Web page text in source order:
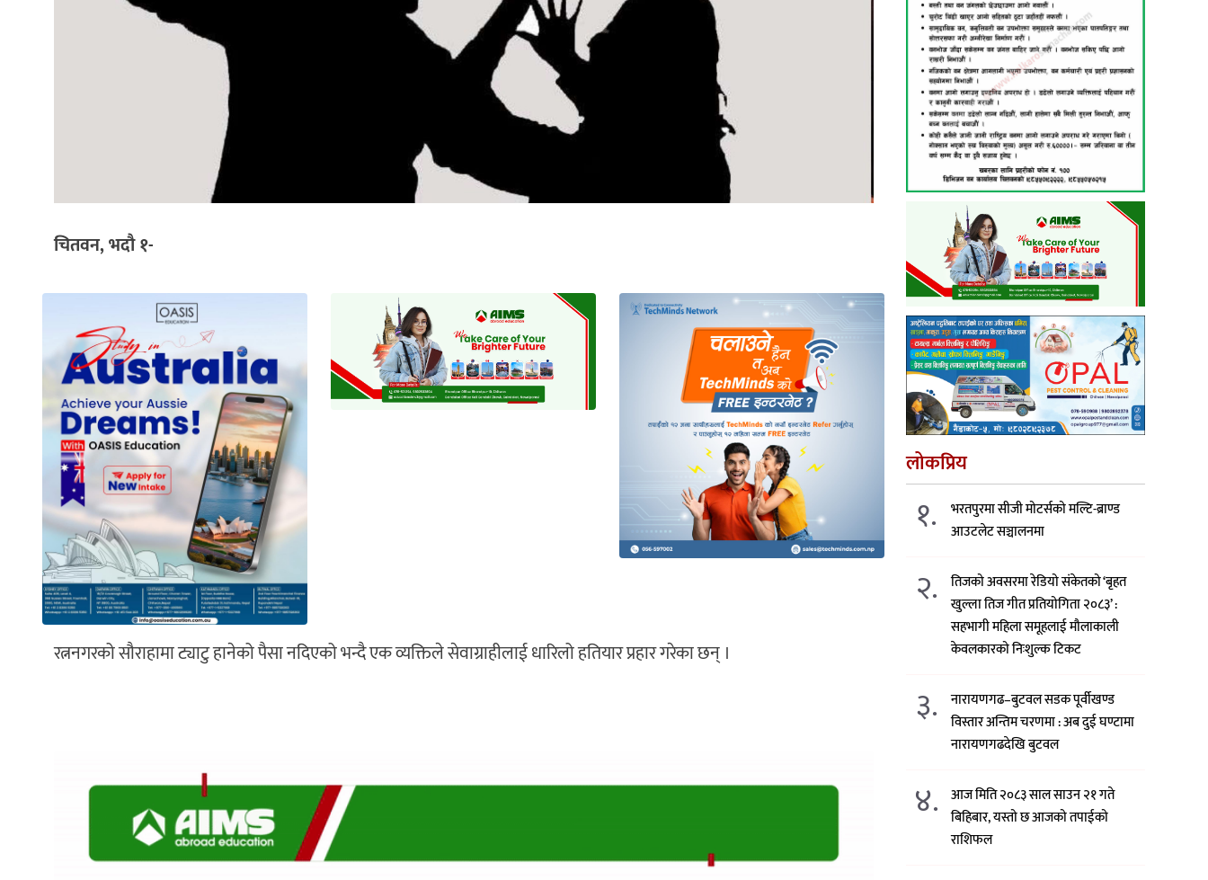
चितवन, भदौ १-
रत्ननगरको सौराहामा ट्याटु हानेको पैसा नदिएको भन्दै एक व्यक्तिले सेवाग्राहीलाई धारिलो हतियार प्रहार गरेका छन् ।
लोकप्रिय
१.
भरतपुरमा सीजी मोटर्सको मल्टि-ब्राण्ड
आउटलेट सञ्चालनमा
२.
तिजको अवसरमा रेडियो संकेतको ‘बृहत
खुल्ला तिज गीत प्रतियोगिता २०८३’ :
सहभागी महिला समूहलाई मौलाकाली
केवलकारको निःशुल्क टिकट
३.
नारायणगढ–बुटवल सडक पूर्वीखण्ड
विस्तार अन्तिम चरणमा : अब दुई घण्टामा
नारायणगढदेखि बुटवल
४.
आज मिति २०८३ साल साउन २१ गते
बिहिबार, यस्तो छ आजको तपाईको
राशिफल